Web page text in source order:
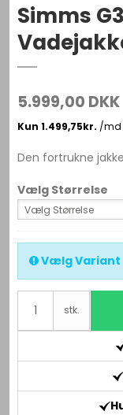
Simms
5.999,00 DKK
Den fortrukne
Vælg Størrelse
Vælg Størrelse
Vælg Variant
stk.